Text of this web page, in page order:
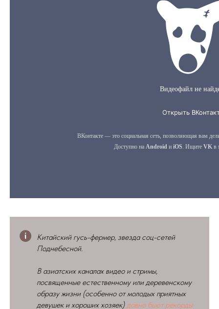
Китайский гусь-фермер, звезда соц-сетей
Поднебесной.
В азиатских каналах видео и стримы,
посвященные естественному или деревенскому
образу жизни (особенно от молодых приятных
девушек и хороших хозяек) давно бьют рекорды